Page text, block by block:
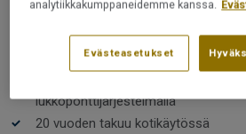
Kestävä ja helppohoitoinen
PEFC-sertifioitu (PEFC / 05-35-125)
Klassiset ja luonnolliset puukuosit
lukkoponttijärjestelmällä
20 vuoden takuu kotikäytössä
analytiikkakumppaneidemme kanssa.
Evästeasetukset